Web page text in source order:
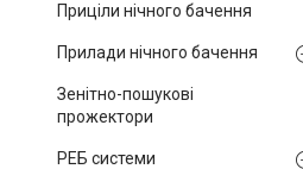
Приціли нічного бачення
Прилади нічного бачення
Зенітно-пошукові
прожектори
РЕБ системи